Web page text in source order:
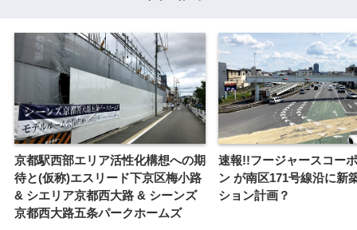
京都駅西部エリア活性化構想への期
待と(仮称)エスリード下京区梅小路
& シエリア京都西大路 & シーンズ
京都西大路五条パークホームズ
速報!!フージャースコー
ン が南区171号線沿に新
ション計画？